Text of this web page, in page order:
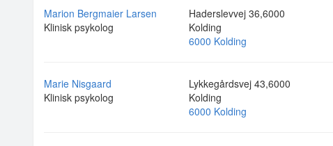
Marion Bergmaier Larsen
Klinisk psykolog
Haderslevvej 36,6000
Kolding
6000 Kolding
Marie Nisgaard
Klinisk psykolog
Lykkegårdsvej 43,6000
Kolding
6000 Kolding